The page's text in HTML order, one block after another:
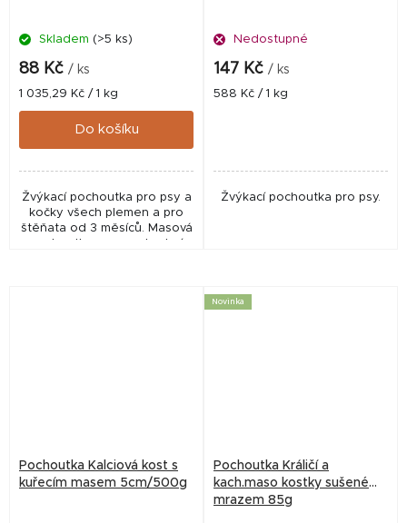
Skladem (>5 ks)
88 Kč / ks
Měrná
cena:
1 035,29 Kč / 1 kg
Do košíku
Žvýkací pochoutka pro psy a
kočky všech plemen a pro
štěňata od 3 měsíců. Masová
pochoutka pro psy, kachní
Nedostupné
147 Kč / ks
Měrná
588 Kč / 1 kg
Žvýkací pochoutka pro psy.
Pochoutka Kalciová kost s
kuřecím masem 5cm/500g
Novinka
Pochoutka Králičí a
kach.maso kostky sušené
mrazem 85g